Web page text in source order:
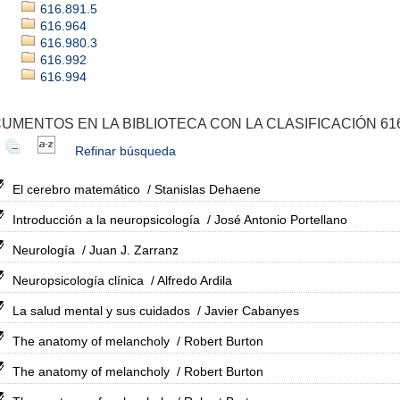
616.891.5
616.964
616.980.3
616.992
616.994
EN LA BIBLIOTECA CON LA CLASIFICACIÓN
Refinar búsqueda
El cerebro matemático / Stanislas Dehaene
Introducción a la neuropsicología / José Antonio Portellano
Neurología / Juan J. Zarranz
Neuropsicología clínica / Alfredo Ardila
La salud mental y sus cuidados / Javier Cabanyes
The anatomy of melancholy / Robert Burton
The anatomy of melancholy / Robert Burton